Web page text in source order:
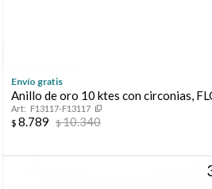
Envío gratis
Anillo de oro 10 ktes con circonias,
F13117-F13117
$ 8.789 $10.340